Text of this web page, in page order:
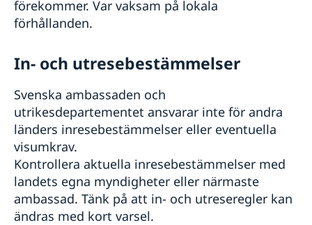
förekommer. Var vaksam på lokala
förhållanden.
In- och utresebestämmelser
Svenska ambassaden och
utrikesdepartementet ansvarar inte för andra
länders inresebestämmelser eller eventuella
visumkrav.
Kontrollera aktuella inrese­bestämmelser med
landets egna myndigheter eller närmaste
ambassad. Tänk på att in- och utreseregler kan
ändras med kort varsel.